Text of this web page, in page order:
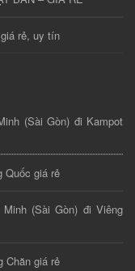
rẻ, uy tín
(Sài Gòn) đi Kampot
Quốc giá rẻ
(Sài Gòn) đi Viêng
Chăn giá rẻ